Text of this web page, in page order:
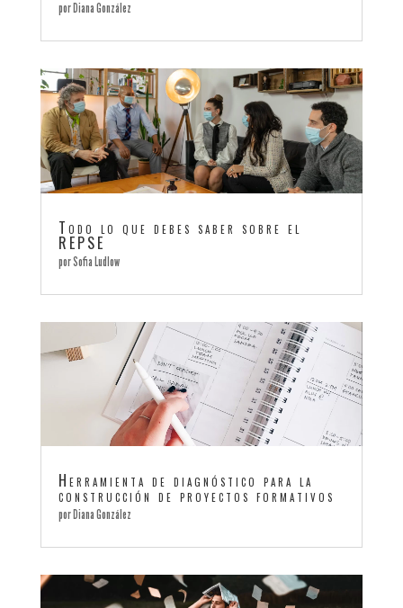
porDiana González
Todo lo que debes saber sobre el
REPSE
porSofia Ludlow
Herramienta de diagnóstico para la
construcción de proyectos formativos
porDiana González